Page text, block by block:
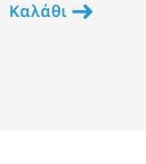
Καλάθι